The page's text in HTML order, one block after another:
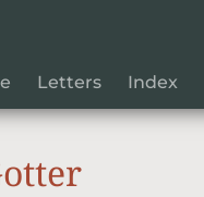
Letters Index